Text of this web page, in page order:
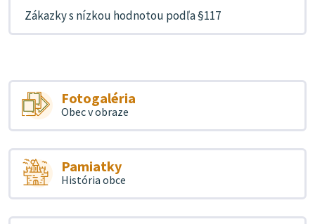
Zákazky s nízkou hodnotou podľa §117
Fotogaléria
Obec v obraze
Pamiatky
História obce